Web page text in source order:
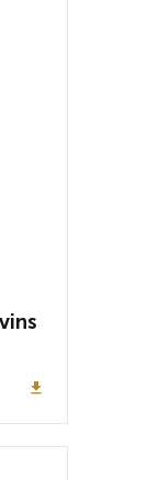
file_download